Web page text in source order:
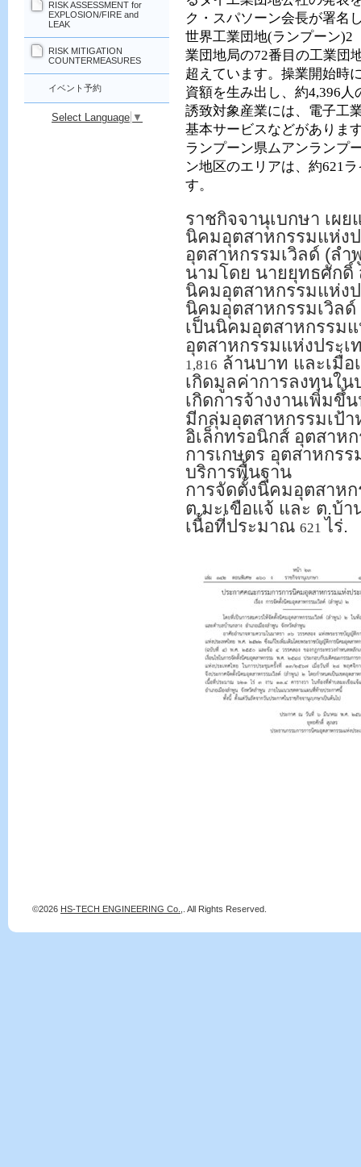
ク・スパソーン会長が署名
世界工業団地(ランプーン)2
業団地局の72番目の工業団
超えています。操業開始時
資額を生み出し、約4,396 人
誘致対象産業には、電子工
基本サービスなどがありま
ランプーン県ムアンランプ
ン地区のエリアは、約621
す。
ราชกิจจานุเบกษา เผ
นิคมอุตสาหกรรมแห่ง
อุตสาหกรรมเวิลด์ (ล
นามโดย นายยุทธศักดิ์
นิคมอุตสาหกรรมแห่ง
นิคมอุตสาหกรรมเวิล
เป็นนิคมอุตสาหกรรม
อุตสาหกรรมแห่งประ
1,816 ล้านบาท และเมื่อ
เกิดมูลค่าการลงทุนใ
เกิดการจ้างงานเพิ่ม
มีกลุ่มอุตสาหกรรมเป้
อิเล็กทรอนิกส์ อุตสาห
การเกษตร อุตสาหกร
บริการพื้นฐาน
การจัดตั้งนิคมอุตสาห
ต.มะเขือแจ้ และ ต.บ้
เนื้อที่ประมาณ 621 ไร่.
RISK ASSESSMENT for
EXPLOSION/FIRE and
LEAK
RISK MITIGATION
COUNTERMEASURES
イベント予約
Select Language ▼
©2026 HS-TECH ENGINEERING Co., . All Rights Reserved.